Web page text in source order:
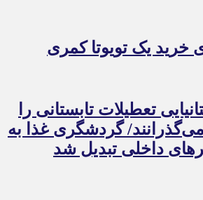
تعطیلات تابستانی را
گردشگری غذا به
داخلی تبدیل شد